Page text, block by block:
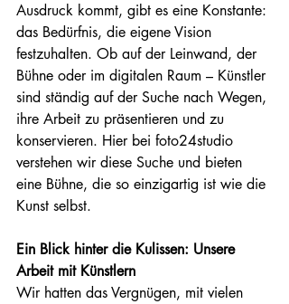
Ausdruck kommt, gibt es eine Konstante:
das Bedürfnis, die eigene Vision
festzuhalten. Ob auf der Leinwand, der
Bühne oder im digitalen Raum – Künstler
sind ständig auf der Suche nach Wegen,
ihre Arbeit zu präsentieren und zu
konservieren. Hier bei foto24studio
verstehen wir diese Suche und bieten
eine Bühne, die so einzigartig ist wie die
Kunst selbst.
Ein Blick hinter die Kulissen: Unsere
Arbeit mit Künstlern
Wir hatten das Vergnügen, mit vielen